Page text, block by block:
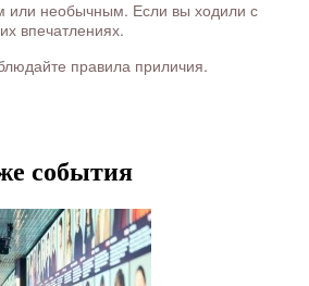
или необычным. Если вы ходили с
впечатлениях.
правила приличия.
события